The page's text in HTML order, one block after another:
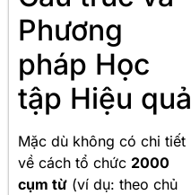
Phương
pháp Học
tập Hiệu quả
Mặc dù không có chi tiết
về cách tổ chức 2000
cụm từ (ví dụ: theo chủ